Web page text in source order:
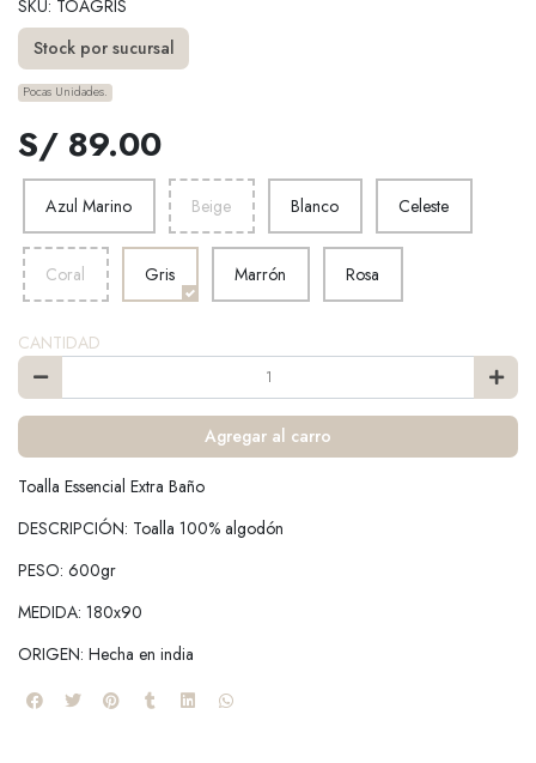
SKU: TOAGRIS
Stock por sucursal
Pocas Unidades.
S/ 89.00
Azul Marino Beige Blanco Celeste
Coral Gris Marrón Rosa
CANTIDAD
Agregar al carro
Toalla Essencial Extra Baño
DESCRIPCIÓN: Toalla 100% algodón
PESO: 600gr
MEDIDA: 180x90
ORIGEN: Hecha en india